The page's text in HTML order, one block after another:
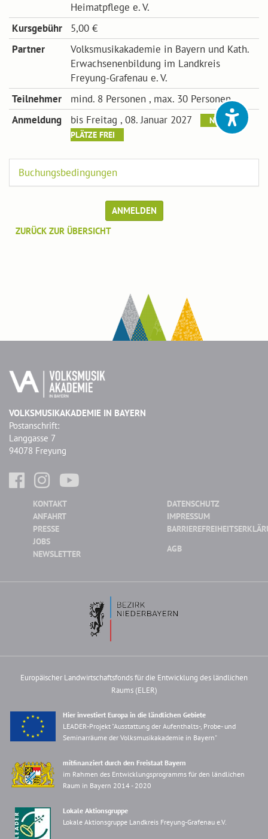
Heimatpflege e. V.
Kursgebühr
5,00 €
Partner
Volksmusikakademie in Bayern und Kath.
Erwachsenenbildung im Landkreis
Freyung-Grafenau e. V.
Teilnehmer
mind. 8 Personen , max. 30 Personen
Anmeldung
bis Freitag , 08. Januar 2027
NOCH
PLÄTZE FREI
Buchungsbedingungen
ANMELDEN
ZURÜCK ZUR ÜBERSICHT
VOLKSMUSIKAKADEMIE IN BAYERN
Postanschrift:
Langgasse 7
94078 Freyung
KONTAKT
ANFAHRT
PRESSE
JOBS
NEWSLETTER
DATENSCHUTZ
IMPRESSUM
AGB
Europäischer Landwirtschaftsfonds für die Entwicklung des ländlichen
Raums (ELER)
Hier investiert Europa in die ländlichen Gebiete
LEADER-Projekt "Ausstattung der Aufenthalts-, Probe- und
Seminarräume der Volksmusikakademie in Bayern"
mitfinanziert durch den Freistaat Bayern
im Rahmen des Entwicklungsprogramms für den ländlichen
Raum in Bayern 2014 - 2020
Lokale Aktionsgruppe
Lokale Aktionsgruppe Landkreis Freyung-Grafenau e.V.